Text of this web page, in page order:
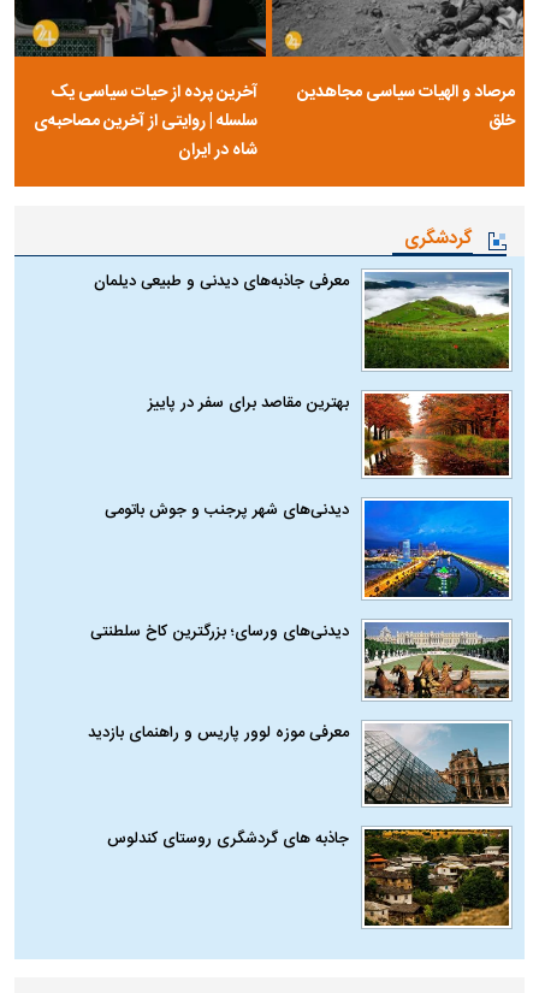
مرصاد و الهیات سیاسی مجاهدین
خلق
آخرین پرده از حیات سیاسی یک
سلسله | روایتی از آخرین مصاحبه‌ی
شاه در ایران
گردشگری
معرفی جاذبه‌های دیدنی و طبیعی دیلمان
بهترین مقاصد برای سفر در پاییز
دیدنی‌های شهر پرجنب و جوش باتومی
دیدنی‌های ورسای؛ بزرگترین کاخ سلطنتی
معرفی موزه لوور پاریس و راهنمای بازدید
جاذبه های گردشگری روستای کندلوس